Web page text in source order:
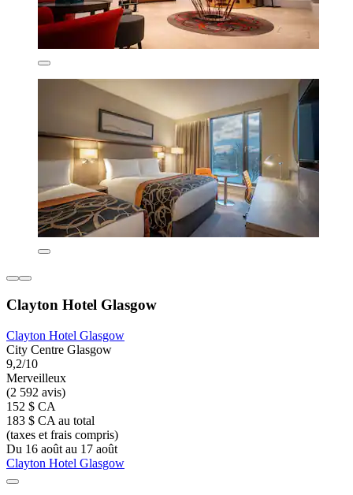
Clayton Hotel Glasgow
Clayton Hotel Glasgow
City Centre Glasgow
9,2/10
Merveilleux
(2 592 avis)
152 $ CA
183 $ CA au total
(taxes et frais compris)
Du 16 août au 17 août
Clayton Hotel Glasgow